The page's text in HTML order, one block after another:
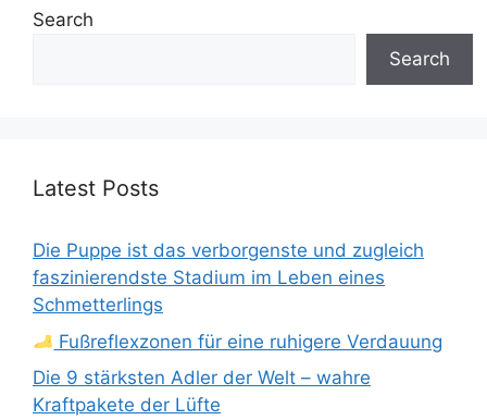
Search
Search
Latest Posts
Die Puppe ist das verborgenste und zugleich
faszinierendste Stadium im Leben eines
Schmetterlings
Fußreflexzonen für eine ruhigere Verdauung
Die 9 stärksten Adler der Welt – wahre
Kraftpakete der Lüfte